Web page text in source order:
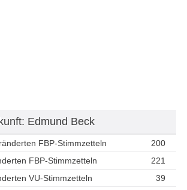
Edmund Beck
FBP-Stimmzetteln
200
FBP-Stimmzetteln
221
VU-Stimmzetteln
39